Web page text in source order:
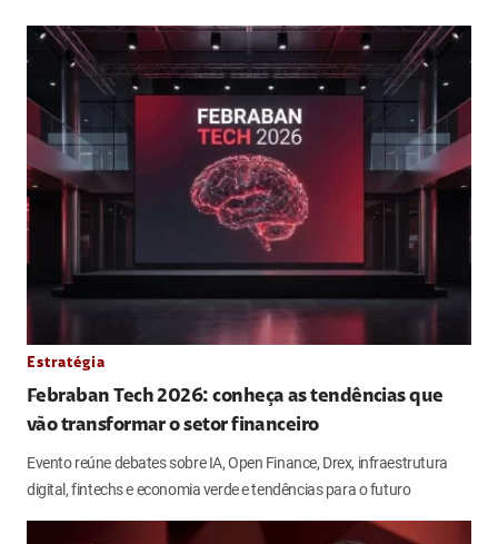
Estratégia
Febraban Tech 2026: conheça as tendências que
vão transformar o setor financeiro
Evento reúne debates sobre IA, Open Finance, Drex, infraestrutura
digital, fintechs e economia verde e tendências para o futuro